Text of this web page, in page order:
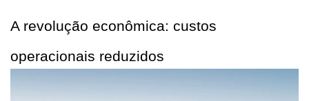
A revolução econômica: custos
operacionais reduzidos